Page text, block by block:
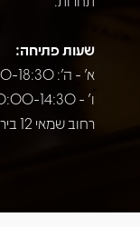
שעות פתיחה:
א' - ה': 10:00-18:30
ו' - 10:00-14:30
רחוב שמאי 12 בירושלים